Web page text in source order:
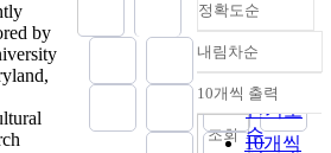
by
정확도순
정확도
순
인기도
순
내림차순
내림차순
10개씩 출력
10개씩
조회